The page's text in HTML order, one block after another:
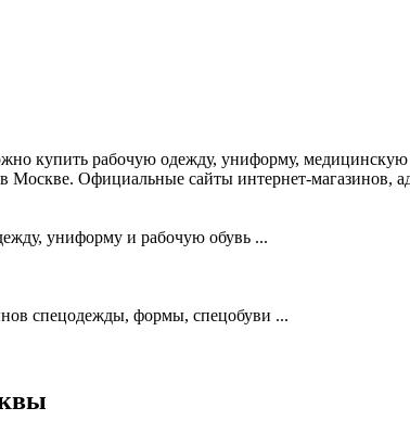
купить рабочую одежду, униформу,
Москве. Официальные сайты интернет-магазинов,
униформу и рабочую обувь ...
спецодежды, формы, спецобуви ...